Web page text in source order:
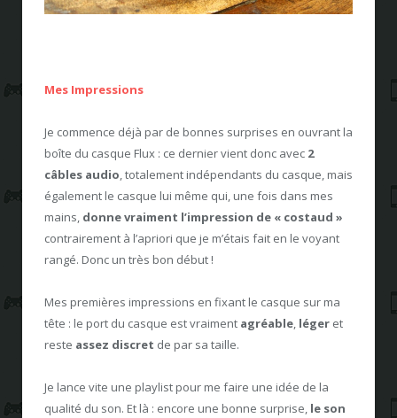
Mes Impressions
Je commence déjà par de bonnes surprises en ouvrant la
boîte du casque Flux : ce dernier vient donc avec 2
câbles audio, totalement indépendants du casque, mais
également le casque lui même qui, une fois dans mes
mains, donne vraiment l’impression de « costaud »
contrairement à l’apriori que je m’étais fait en le voyant
rangé. Donc un très bon début !
Mes premières impressions en fixant le casque sur ma
tête : le port du casque est vraiment agréable, léger et
reste assez discret de par sa taille.
Je lance vite une playlist pour me faire une idée de la
qualité du son. Et là : encore une bonne surprise, le son